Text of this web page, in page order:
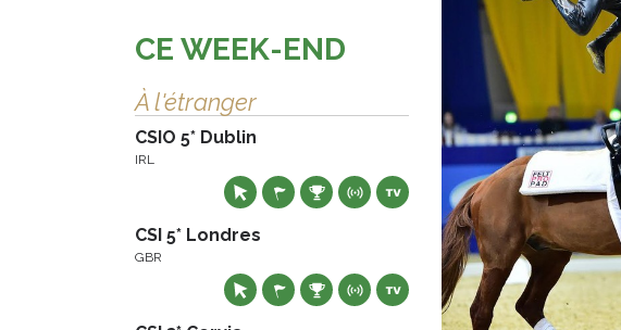
CE WEEK-END
À l'étranger
CSIO 5* Dublin
IRL
CSI 5* Londres
GBR